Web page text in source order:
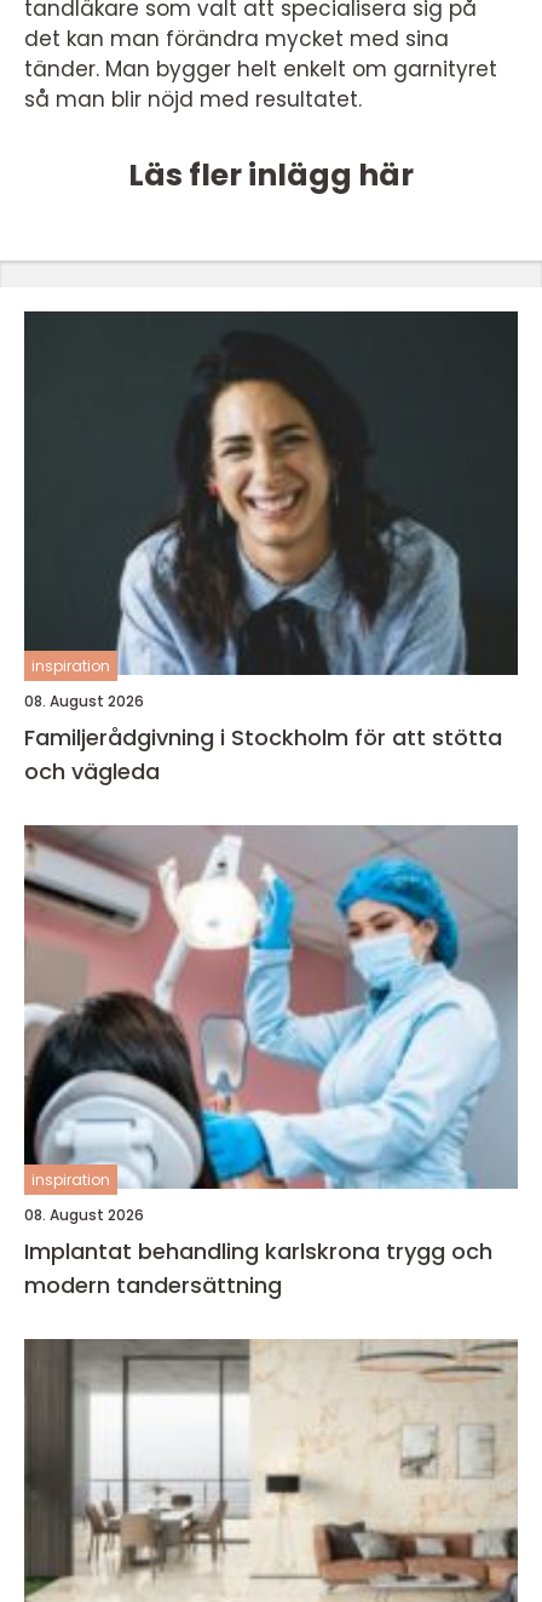
tandläkare som valt att specialisera sig på
det kan man förändra mycket med sina
tänder. Man bygger helt enkelt om garnityret
så man blir nöjd med resultatet.
Läs fler inlägg här
inspiration
08. August 2026
Familjerådgivning i Stockholm för att stötta
och vägleda
inspiration
08. August 2026
Implantat behandling karlskrona trygg och
modern tandersättning